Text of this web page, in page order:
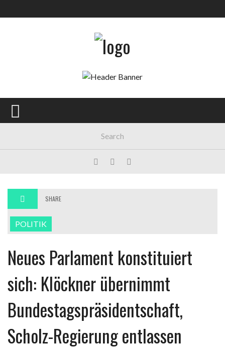
SHARE
POLITIK
Neues Parlament konstituiert
sich: Klöckner übernimmt
Bundestagspräsidentschaft,
Scholz-Regierung entlassen